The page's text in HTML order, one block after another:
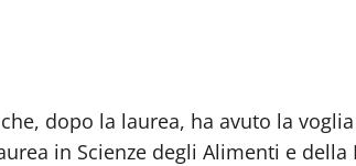
dopo la laurea, ha avuto la
in Scienze degli Alimenti e della